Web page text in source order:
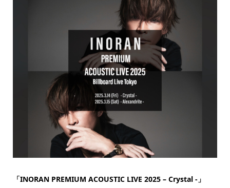
「INORAN PREMIUM ACOUSTIC LIVE 2025 – Crystal -」